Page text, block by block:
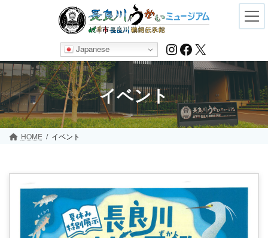
Japanese Instagram
Facebook
X
イベント
HOME イベント